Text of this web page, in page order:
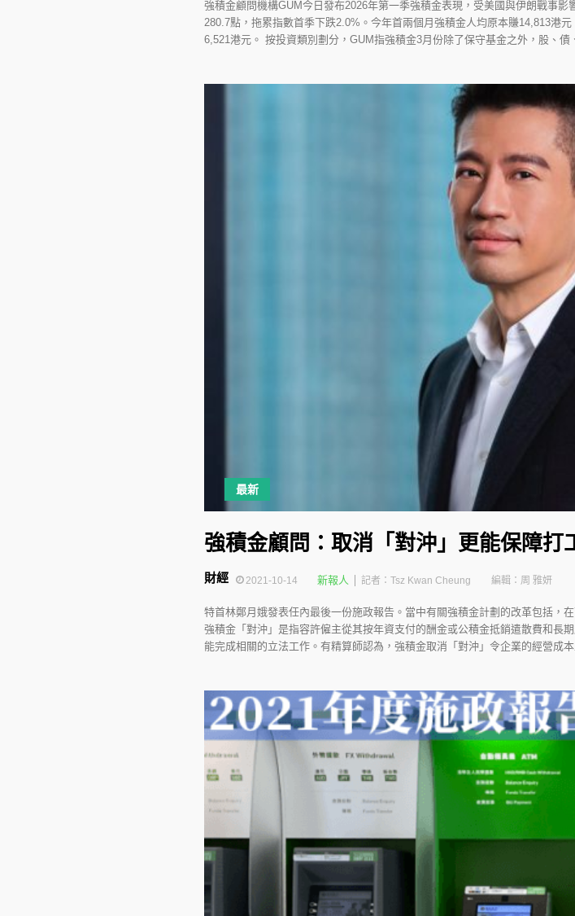
強積金顧問機構GUM今日發布2026年第一季強積金表現，受美國與伊朗戰事
280.7點，拖累指數首季下跌2.0%。今年首兩個月強積金人均原本賺14,813港
6,521港元。 按投資類別劃分，GUM指強積金3月份除了保守基金之外，股、
最新
強積金顧問：取消「對沖」更能保障打
2021-10-14
財經 新報人 記者：Tsz Kwan Cheung 編輯：周 雅妍
特首林鄭月娥發表任內最後一份施政報告。當中有關強積金計劃的改革包括，
強積金「對沖」是指容許僱主從其按年資支付的酬金或公積金抵銷遣散費和長
能完成相關的立法工作。有精算師認為，強積金取消「對沖」令企業的經營成